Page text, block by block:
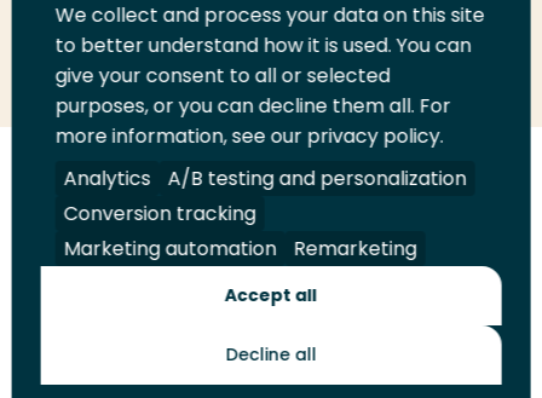
Deel
LinkedIn
Deel
op
Twitter
Deel
op
Facebook
Email
deze
pagina
Print
deze
pagina
Volg
ons
op
LinkedIn
Volg
ons
op
Facebook
Volg
ons
op
YouTube
Volg
ons
op
Instagram
Juridisch Security A-Z Index
Contact
Toekomstmakers
We collect and process your data on this site
to better understand how it is used. You can
give your consent to all or selected
purposes, or you can decline them all. For
more information, see our privacy policy.
Analytics
A/B testing and personalization
Conversion tracking
Marketing automation
Remarketing
Accept all
Decline all